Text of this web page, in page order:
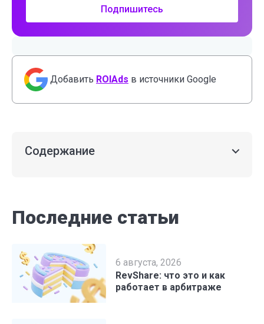
Подпишитесь
Добавить ROIAds в источники Google
Содержание
Последние статьи
6 августа, 2026
RevShare: что это и как
работает в арбитраже